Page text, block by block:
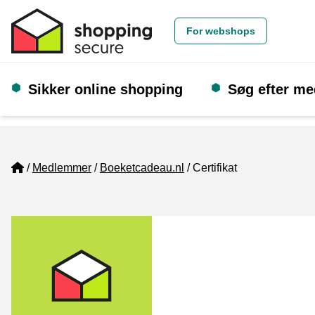
For webshops
Sikker online shopping Søg efter
Home
Medlemmer Boeketcadeau.nl Certifikat